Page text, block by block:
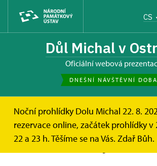
CS
Důl Michal v
oficiální webová
DNEŠNÍ NÁVŠTĚVNÍ DOBA
Noční prohlídky Dolu Michal 22. 8.
rezervace online, začátek prohlídky v
22 a 23 h. Těšíme se na Vás. Zdař Bůh.
Důl Michal Svatební obřady
Svatební obřady